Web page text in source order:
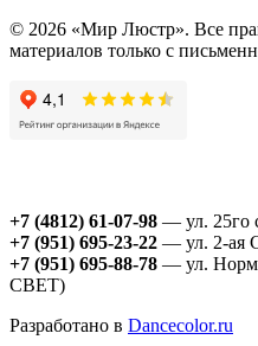
© 2026 «Мир Люстр». Все
материалов только с
+7 (4812) 61-07-98 — ул. 25го
+7 (951) 695-23-22 — ул. 2-ая
+7 (951) 695-88-78 — ул.
СВЕТ)
Разработано в Dancecolor.ru